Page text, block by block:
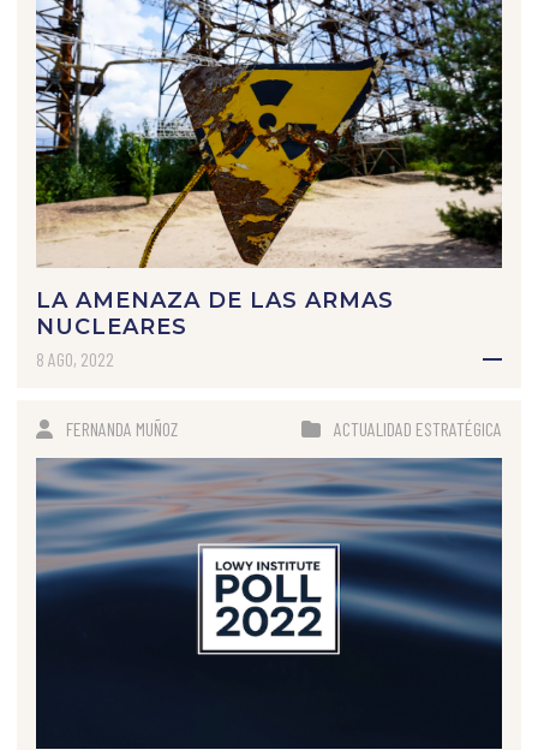
LA AMENAZA DE LAS ARMAS
NUCLEARES
8 AGO, 2022
FERNANDA MUÑOZ ACTUALIDAD ESTRATÉGICA